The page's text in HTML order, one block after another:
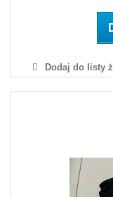
Dodaj do listy